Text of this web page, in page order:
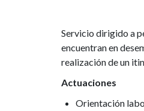
Servicio dirigido a
encuentran en
realización de un
Actuaciones
Orientación